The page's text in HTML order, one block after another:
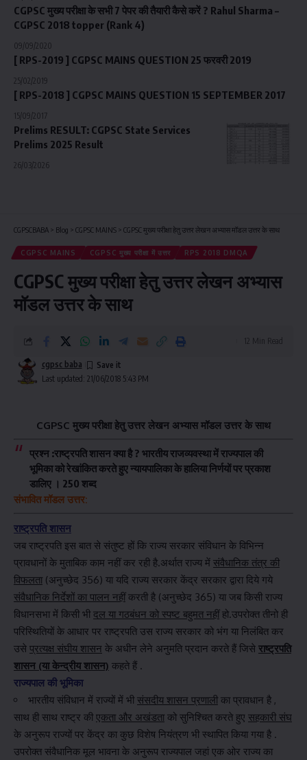
CGPSC मुख्य परीक्षा के सभी 7 पेपर की तैयारी कैसे करें ? Rahul Sharma –
CGPSC 2018 topper (Rank 4)
09/09/2020
[ RPS-2019 ] CGPSC MAINS QUESTION 25 फरवरी 2019
25/02/2019
[ RPS-2018 ] CGPSC MAINS QUESTION 15 SEPTEMBER 2017
15/09/2017
Prelims RESULT: CGPSC State Services
Prelims 2025 Result
26/03/2026
CGPSCBABA > Blog > CGPSC MAINS > CGPSC मुख्य परीक्षा हेतु उत्तर लेखन अभ्यास मॉडल उत्तर के साथ
CGPSC MAINS CGPSC मुख्य परीक्षा में उत्तर RPS 2018 DMQA
CGPSC मुख्य परीक्षा हेतु उत्तर लेखन अभ्यास
मॉडल उत्तर के साथ
Last updated: 21/06/2018 5:43 PM
cgpsc baba
12 Min Read
CGPSC मुख्य परीक्षा हेतु उत्तर लेखन अभ्यास मॉडल उत्तर के साथ
प्रश्न :राष्ट्रपति शासन क्याहै ? भारतीय राजव्यवस्था मेंराज्यपाल की
भूमिकाको रेखांकित करते हुएन्यायपालिका के हालिया निर्णयोंपर प्रकाश
डालिए । 250 शब्द
संभावित मॉडल उत्तर:
राष्ट्रपति शासन
जब राष्ट्रपति इस बात से संतुष्ट हों कि राज्य सरकार संविधान के विभिन्न
प्रावधानों के मुताबिक काम नहीं कर रही है.अर्थात राज्य में संवैधानिक तंत्र की
विफलता (अनुच्छेद 356) या यदि राज्य सरकार केंद्र सरकार द्वारा दिये गये
संवैधानिक निर्देशों का पालन नहींकरती है (अनुच्छेद 365) या जब किसी राज्य
विधानसभा में किसी भी दल या गठबंधन को स्पष्ट बहुमत नहींहो.उपरोक्त तीनो ही
परिस्थितियों के आधार पर राष्ट्रपति उस राज्य सरकार को भंग या निलंबित कर
उसे प्रत्यक्ष संघीय शासन के अधीन लेने अनुमति प्रदान करते हैं जिसे राष्ट्रपति
शासन (या केन्द्रीय शासन) कहते हैं .
राज्यपाल की भूमिका
भारतीय संविधान में राज्यों में भी संसदीय शासन प्रणाली का प्रावधान है ,
साथ ही साथ राष्ट्र की एकता और अखंडता को सुनिश्चित करते हुए सहकारी संघ
के अनुरूप राज्यों पर केंद्र का कुछ विशेष नियंत्रण भी स्थापित किया गया है .
उपरोक्त संवैधानिक मूल भावना के अनुरूप राज्यपाल जहां एक ओर राज्य का